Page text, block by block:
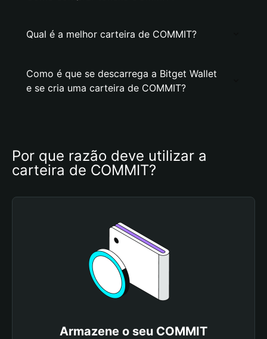
Qual é a melhor carteira de COMMIT?
Como é que se descarrega a Bitget Wallet
e se cria uma carteira de COMMIT?
Por que razão deve utilizar a
carteira de COMMIT?
Armazene o seu COMMIT